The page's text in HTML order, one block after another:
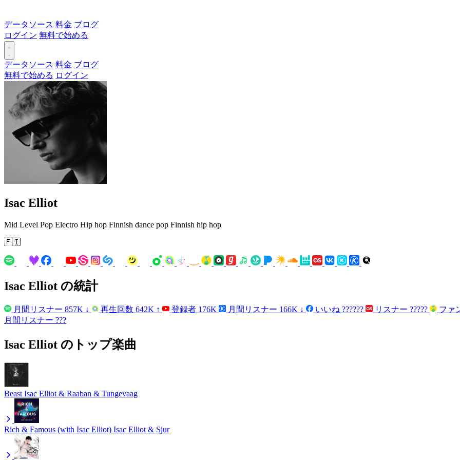
データソース 料金 ブログ
ログイン 無料で始める
データソース 料金 ブログ
無料で始める ログイン
Isac Elliot
Mid Level Pop Electro Hip hop Finnish dance pop Finnish hip hop
🇫🇮
Isac Elliot の統計
月間リスナー 857K ↓ 再生回数 642K ↑ 登録者 176K 月間リスナー 166K ↓ いいね ?????? リスナー ?????
ファ
月間リスナー ???
Isac Elliot のトップ楽曲
Beast Isac Elliot & Raaban & Tungevaag
Rich & Famous (with Isac Elliot) Isac Elliot & Sjur